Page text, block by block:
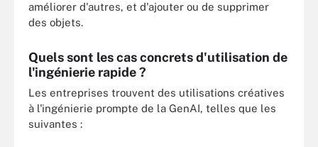
améliorer d'autres, et d'ajouter ou de supprimer
des objets.
Quels sont les cas concrets d'utilisation de
l'ingénierie rapide ?
Les entreprises trouvent des utilisations créatives
à l'ingénierie prompte de la GenAI, telles que les
suivantes :